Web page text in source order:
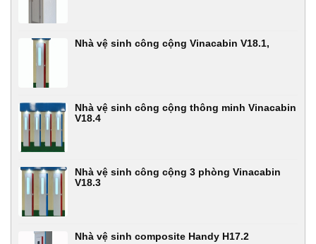
Nhà vệ sinh công cộng Vinacabin V18.1,
Nhà vệ sinh công cộng thông minh Vinacabin
V18.4
Nhà vệ sinh công cộng 3 phòng Vinacabin
V18.3
Nhà vệ sinh composite Handy H17.2